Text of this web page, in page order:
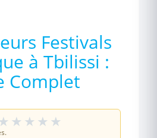
Festivals
à Tbilissi :
Complet
★ ★ ★ ★